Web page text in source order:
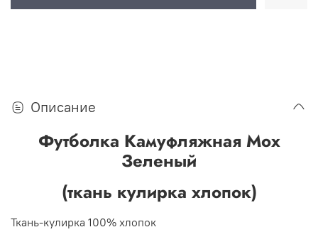
Описание
Футболка Камуфляжная Мох
Зеленый
(ткань кулирка хлопок)
Ткань-кулирка 100% хлопок